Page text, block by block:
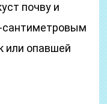
почву и
сантиметровым
или опавшей